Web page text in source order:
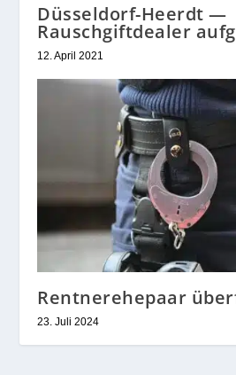
Düsseldorf-Heerdt —
Rauschgiftdealer
12. April 2021
Rentnerehepaar
23. Juli 2024